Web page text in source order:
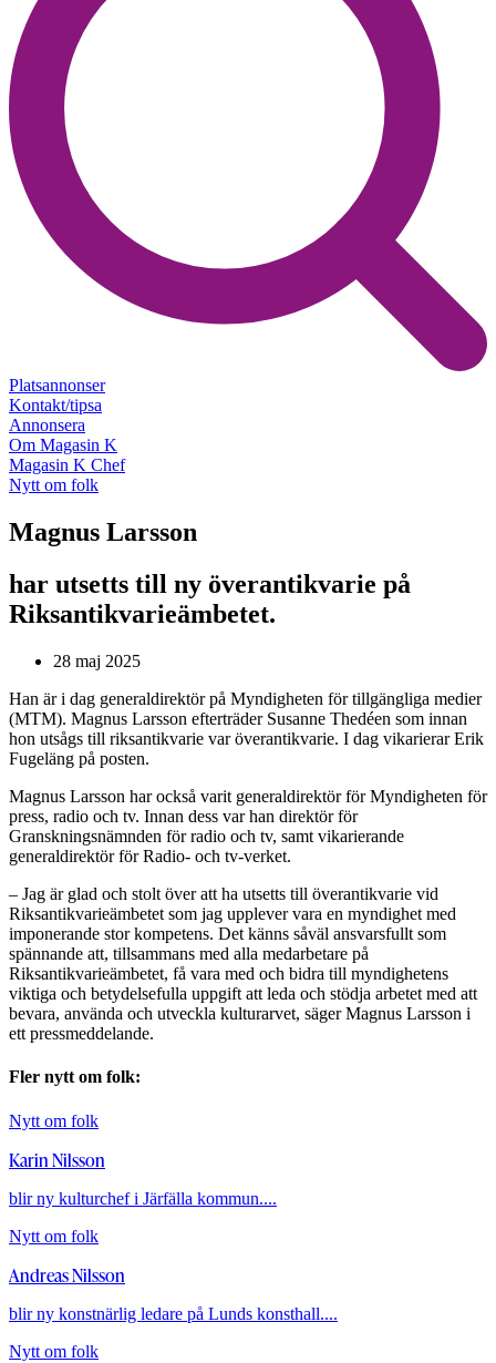
Platsannonser
Kontakt/tipsa
Annonsera
Om Magasin K
Magasin K Chef
Nytt om folk
Magnus Larsson
har utsetts till ny överantikvarie på
Riksantikvarieämbetet.
28 maj 2025
Han är i dag generaldirektör på Myndigheten för tillgängliga medier
(MTM). Magnus Larsson efterträder Susanne Thedéen som innan
hon utsågs till riksantikvarie var överantikvarie. I dag vikarierar Erik
Fugeläng på posten.
Magnus Larsson har också varit generaldirektör för Myndigheten för
press, radio och tv. Innan dess var han direktör för
Granskningsnämnden för radio och tv, samt vikarierande
generaldirektör för Radio- och tv-verket.
– Jag är glad och stolt över att ha utsetts till överantikvarie vid
Riksantikvarieämbetet som jag upplever vara en myndighet med
imponerande stor kompetens. Det känns såväl ansvarsfullt som
spännande att, tillsammans med alla medarbetare på
Riksantikvarieämbetet, få vara med och bidra till myndighetens
viktiga och betydelsefulla uppgift att leda och stödja arbetet med att
bevara, använda och utveckla kulturarvet, säger Magnus Larsson i
ett pressmeddelande.
Fler nytt om folk:
Nytt om folk
Karin Nilsson
blir ny kulturchef i Järfälla kommun....
Nytt om folk
Andreas Nilsson
blir ny konstnärlig ledare på Lunds konsthall....
Nytt om folk